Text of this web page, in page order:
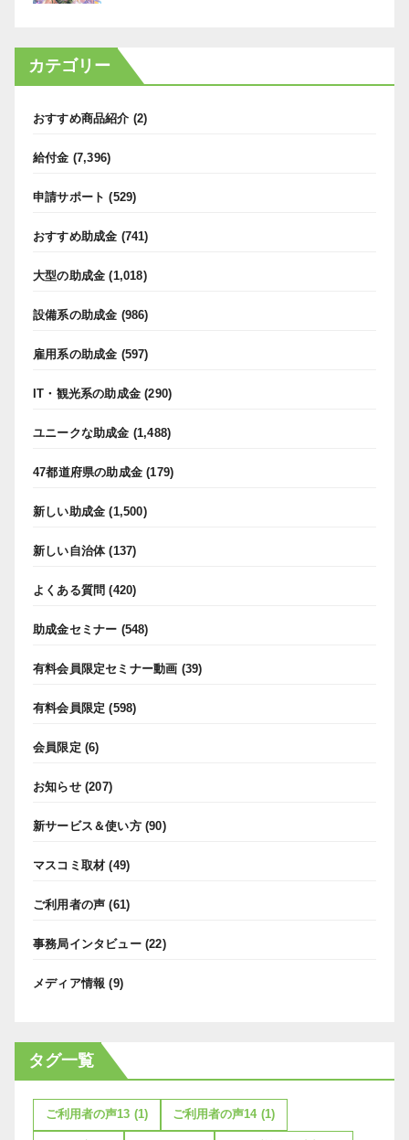
カテゴリー
おすすめ商品紹介 (2)
給付金 (7,396)
申請サポート (529)
おすすめ助成金 (741)
大型の助成金 (1,018)
設備系の助成金 (986)
雇用系の助成金 (597)
IT・観光系の助成金 (290)
ユニークな助成金 (1,488)
47都道府県の助成金 (179)
新しい助成金 (1,500)
新しい自治体(137)
よくある質問 (420)
助成金セミナー (548)
有料会員限定セミナー動画 (39)
有料会員限定 (598)
会員限定 (6)
お知らせ(207)
新サービス＆使い方(90)
マスコミ取材 (49)
ご利用者の声 (61)
事務局インタビュー(22)
メディア情報 (9)
タグ一覧
ご利用者の声13 (1) ご利用者の声14 (1)